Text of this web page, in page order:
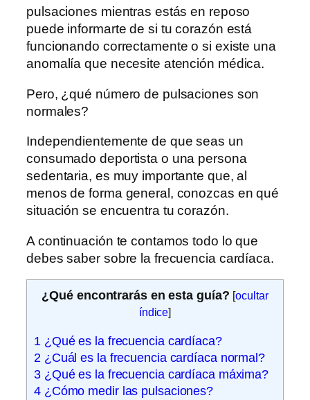
pulsaciones mientras estás en reposo
puede informarte de si tu corazón está
funcionando correctamente o si existe una
anomalía que necesite atención médica.
Pero, ¿qué número de pulsaciones son
normales?
Independientemente de que seas un
consumado deportista o una persona
sedentaria, es muy importante que, al
menos de forma general, conozcas en qué
situación se encuentra tu corazón.
A continuación te contamos todo lo que
debes saber sobre la frecuencia cardíaca.
¿Qué encontrarás en esta guía? [ocultar
índice
1¿Qué es la frecuencia cardíaca?
2¿Cuál es la frecuencia cardíaca normal?
3¿Qué es la frecuencia cardíaca máxima?
4¿Cómo medir las pulsaciones?